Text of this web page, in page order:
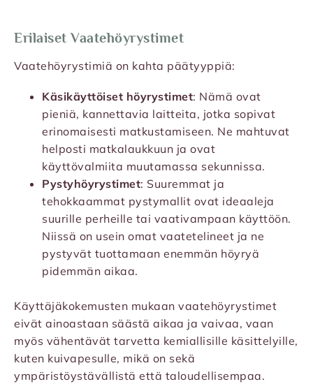
Erilaiset Vaatehöyrystimet
Vaatehöyrystimiä on kahta päätyyppiä:
Käsikäyttöiset höyrystimet: Nämä ovat
pieniä, kannettavia laitteita, jotka sopivat
erinomaisesti matkustamiseen. Ne mahtuvat
helposti matkalaukkuun ja ovat
käyttövalmiita muutamassa sekunnissa.
Pystyhöyrystimet: Suuremmat ja
tehokkaammat pystymallit ovat ideaaleja
suurille perheille tai vaativampaan käyttöön.
Niissä on usein omat vaatetelineet ja ne
pystyvät tuottamaan enemmän höyryä
pidemmän aikaa.
Käyttäjäkokemusten mukaan vaatehöyrystimet
eivät ainoastaan säästä aikaa ja vaivaa, vaan
myös vähentävät tarvetta kemiallisille käsittelyille,
kuten kuivapesulle, mikä on sekä
ympäristöystävällistä että taloudellisempaa.